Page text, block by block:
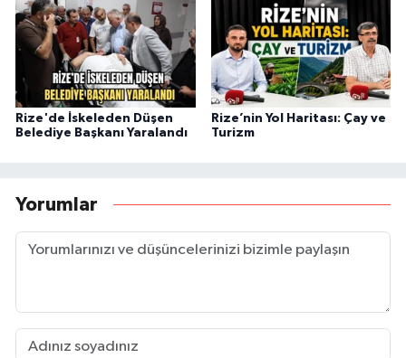
Rize'de İskeleden Düşen
Belediye Başkanı Yaralandı
Rize’nin Yol Haritası: Çay ve
Turizm
Yorumlar